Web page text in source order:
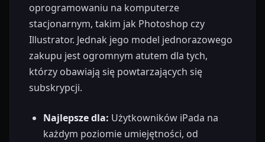
oprogramowaniu na komputerze
stacjonarnym, takim jak Photoshop czy
Illustrator. Jednak jego model jednorazowego
zakupu jest ogromnym atutem dla tych,
którzy obawiają się powtarzających się
subskrypcji.
Najlepsze dla: Użytkowników iPada na
każdym poziomie umiejętności, od